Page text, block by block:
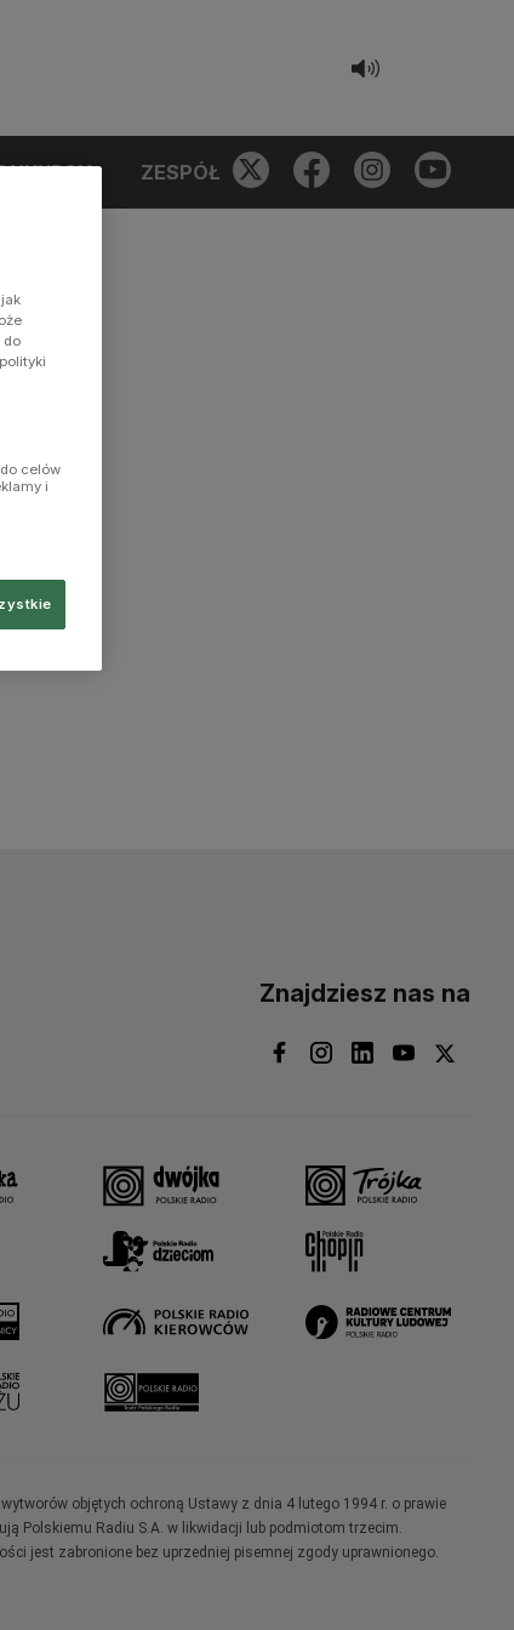
ZESPÓŁ
Znajdziesz nas na
objętych ochroną Ustawy z dnia 4 lutego 1994 r. o prawie
Polskiemu Radiu S.A. w likwidacji lub podmiotom trzecim.
jest zabronione bez uprzedniej pisemnej zgody uprawnionego.
do
celów
i